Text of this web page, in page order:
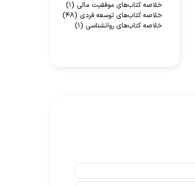
خلاصه کتاب‌‌های موفقیت مالی (۱)
خلاصه کتاب‌های توسعه فردی (۴۸)
خلاصه کتاب‌های روانشناسی (۱)